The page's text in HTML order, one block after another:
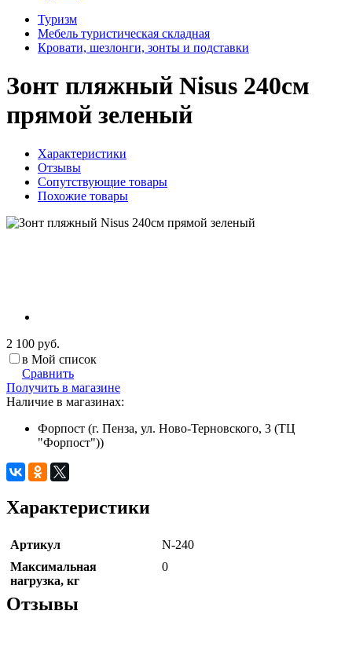
Туризм
Мебель туристическая складная
Кровати, шезлонги, зонты и подставки
Зонт пляжный Nisus 240см
прямой зеленый
Характеристики
Отзывы
Сопутствующие товары
Похожие товары
2 100 руб.
в Мой список
Сравнить
Получить в магазине
Наличие в магазинах:
Форпост (г. Пенза, ул. Ново-Терновского, 3 (ТЦ
"Форпост"))
Характеристики
Артикул
N-240
Максимальная
нагрузка, кг
0
Отзывы